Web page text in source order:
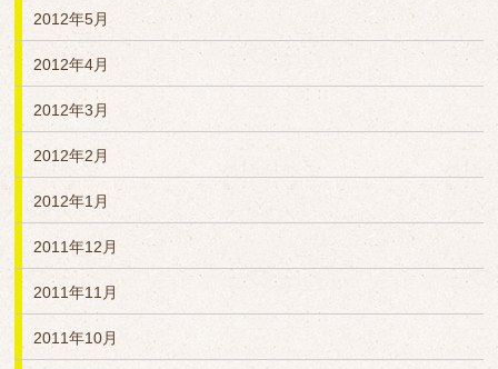
2012年5月
2012年4月
2012年3月
2012年2月
2012年1月
2011年12月
2011年11月
2011年10月